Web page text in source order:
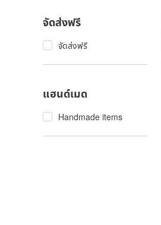
จัดส่งฟรี
จัดส่งฟรี
แฮนด์เมด
Handmade items